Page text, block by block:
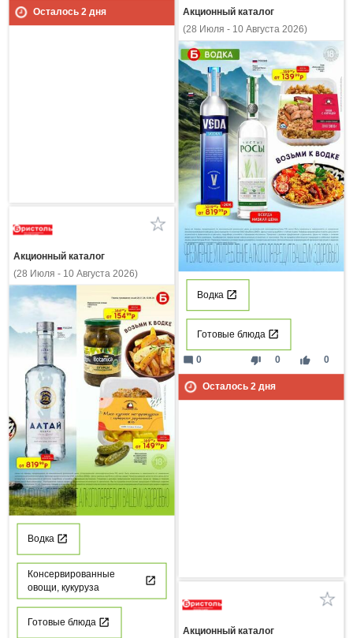
Осталось 2дня
Акционный каталог
(28 Июля - 10 Августа 2026)
Водка
Готовые блюда
thumb_down 0 thumb_up 0
mode_comment 0
Осталось 2дня
Акционный каталог
(28 Июля - 10 Августа 2026)
Водка
Консервированные
овощи, кукуруза
Готовые блюда
Акционный каталог